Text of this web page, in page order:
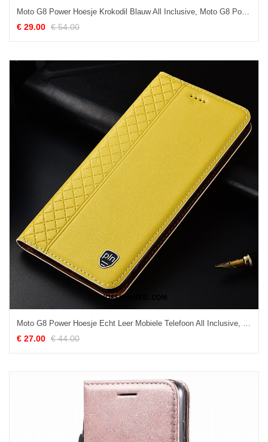
Moto G8 Power Hoesje Krokodil Blauw All Inclusive, Moto G8 Power Hoesje Bescherming Mobiele Telefoon
€ 29.00 € 54.00
Moto G8 Power Hoesje Echt Leer Mobiele Telefoon All Inclusive, Moto G8 Power Hoesje Geel Hoes
€ 27.00 € 44.00